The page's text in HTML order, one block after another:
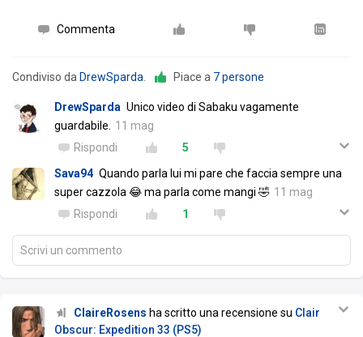
Commenta
Condiviso da DrewSparda Piace a 7 persone
DrewSparda Unico video di Sabaku vagamente
guardabile.
11 mag
Rispondi
5
Sava94 Quando parla lui mi pare che faccia sempre una
super cazzola 😂 ma parla come mangi 🤣 11 mag
Rispondi
1
Scrivi un commento
ClaireRosens ha scritto una recensione su Clair
Obscur: Expedition 33 (PS5)